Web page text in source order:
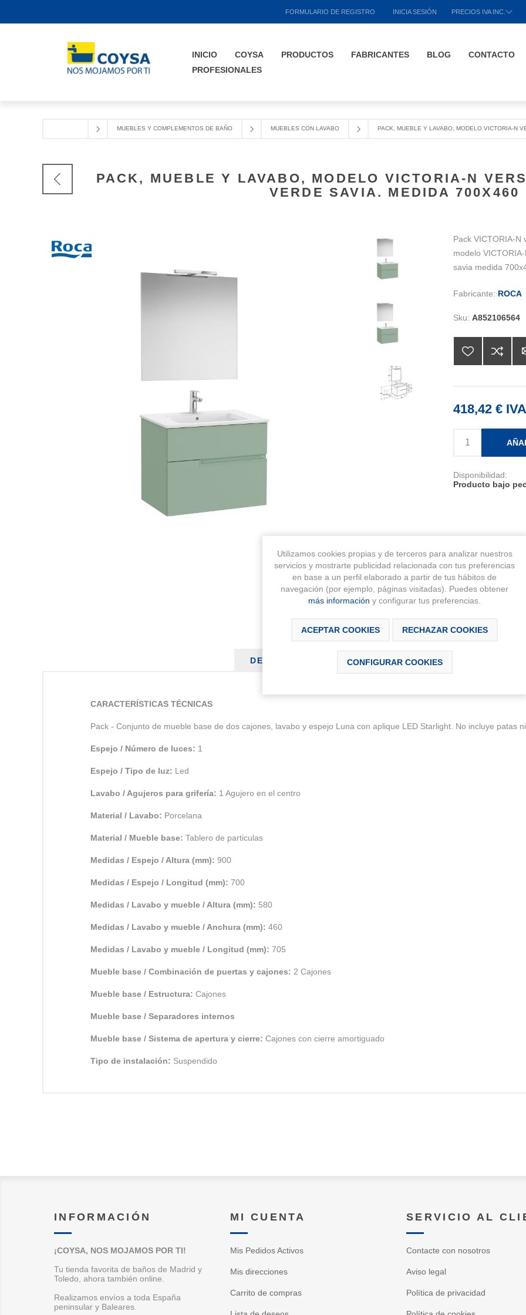
FORMULARIO DE REGISTRO INICIA SESIÓN PRECIOS IVA INC.
INICIO COYSA PRODUCTOS FABRICANTES BLOG CONTACTO
PROFESIONALES
MUEBLES Y COMPLEMENTOS DE BAÑO MUEBLES CON LAVABO PACK, MUEBLE Y LAVABO, MODELO VICTORIA-N
PACK, MUEBLE Y LAVABO, MODELO VICTORIA-N
VERDE SAVIA. MEDIDA 700X460
Pack VICTORIA-N
modelo
savia medida
Fabricante: ROCA
Sku: A852106564
418,42 €
Disponibilidad:
Producto bajo
DESCRIPCIÓN DESCARGABLES
CARACTERÍSTICAS TÉCNICAS
Pack - Conjunto de mueble base de dos cajones, lavabo y espejo Luna con aplique LED Starlight. No incluye patas
Espejo / Número de luces: 1
Espejo / Tipo de luz: Led
Lavabo / Agujeros para grifería: 1 Agujero en el centro
Material / Lavabo: Porcelana
Material / Mueble base: Tablero de particulas
Medidas / Espejo / Altura (mm): 900
Medidas / Espejo / Longitud (mm): 700
Medidas / Lavabo y mueble / Altura (mm): 580
Medidas / Lavabo y mueble / Anchura (mm): 460
Medidas / Lavabo y mueble / Longitud (mm): 705
Mueble base / Combinación de puertas y cajones: 2 Cajones
Mueble base / Estructura: Cajones
Mueble base / Separadores internos
Mueble base / Sistema de apertura y cierre: Cajones con cierre amortiguado
Tipo de instalación: Suspendido
INFORMACIÓN
¡COYSA, NOS MOJAMOS POR TI!
Tu tienda favorita de baños de Madrid y
Toledo, ahora también online.
Realizamos envíos a toda España
peninsular y Baleares.
MI CUENTA
Mis Pedidos Activos
Mis direcciones
Carrito de compras
SERVICIO AL
Contacte con nosotros
Aviso legal
Política de privacidad
Utilizamos cookies propias y de terceros para analizar nuestros
servicios y mostrarte publicidad relacionada con tus preferencias
en base a un perfil elaborado a partir de tus hábitos de
navegación (por ejemplo, páginas visitadas). Puedes obtener
más información y configurar tus preferencias.
ACEPTAR COOKIES RECHAZAR COOKIES
CONFIGURAR COOKIES